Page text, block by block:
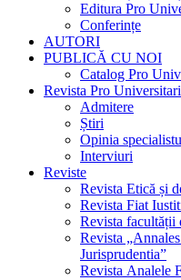
Editura Pro
Conferințe
AUTORI
PUBLICĂ CU NOI
Catalog Pro
Revista Pro
Admitere
Știri
Opinia
Interviuri
Reviste
Revista Etică și
Revista Fiat
Revista facultății
Revista
Jurisprudentia”
Revista Analele